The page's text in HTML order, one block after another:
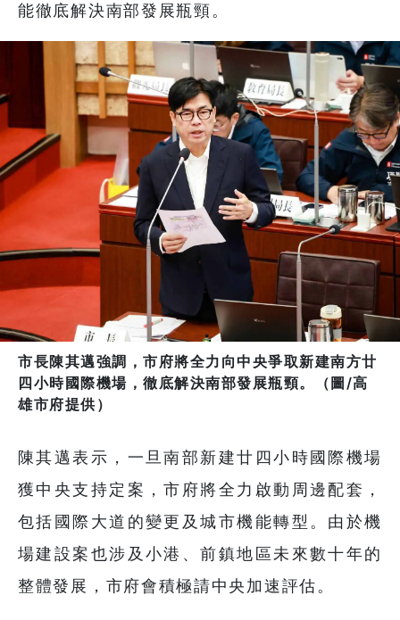
能徹底解決南部發展瓶頸。
市長陳其邁強調，市府將全力向中央爭取新建南方廿
四小時國際機場，徹底解決南部發展瓶頸。（圖/高
雄市府提供）
陳其邁表示，一旦南部新建廿四小時國際機場
獲中央支持定案，市府將全力啟動周邊配套，
包括國際大道的變更及城市機能轉型。由於機
場建設案也涉及小港、前鎮地區未來數十年的
整體發展，市府會積極請中央加速評估。